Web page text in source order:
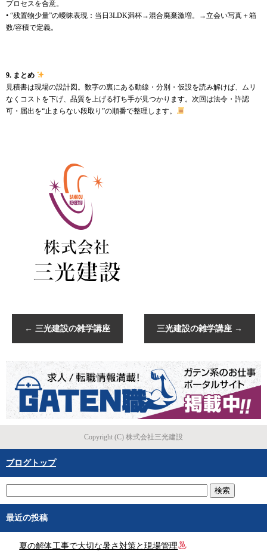
プロセスを合意。
• “残置物少量”の曖昧表現：当日3LDK満杯→混合廃棄激増。→立会い写真＋箱
数/容積で定義。
9. まとめ
見積書は現場の設計図。数字の裏にある動線・分別・仮設を読み解けば、ムリ
なくコストを下げ、品質を上げる打ち手が見つかります。次回は法令・許認
可・届出を“止まらない段取り”の順番で整理します。
← 三光建設の雑学講座 三光建設の雑学講座 →
Copyright (C) 株式会社三光建設
ブログトップ
最近の投稿
夏の解体工事で大切な暑さ対策と現場管理